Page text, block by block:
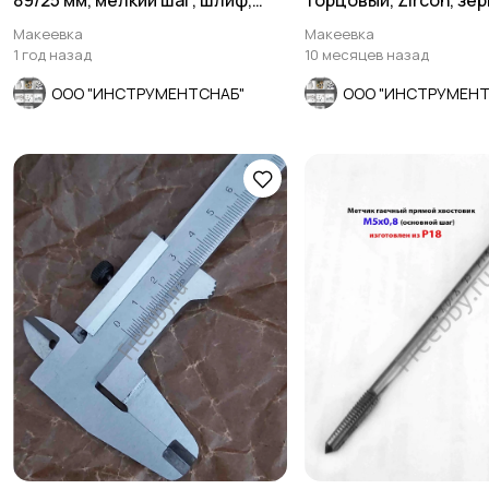
СССР.
Макеевка
1 год назад
ООО "ИНСТРУМЕНТСНАБ"
средн.
Макеевка
10 месяцев назад
ООО